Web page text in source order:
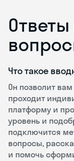
Что такое
Он позволит
проходит
платформу и
уровень и
подключится
вопросы,
и помочь